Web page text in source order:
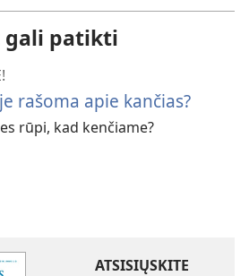
gali patikti
rašoma apie kančias?
rūpi, kad kenčiame?
ATSISIŲSKITE